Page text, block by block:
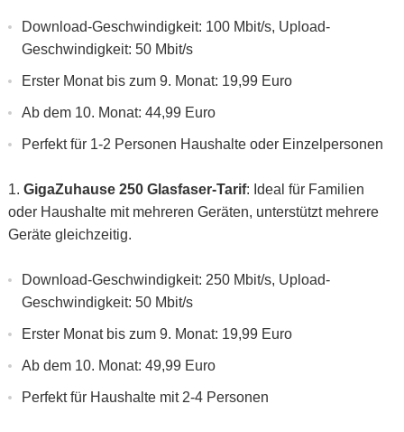
Download-Geschwindigkeit: 100 Mbit/s, Upload-
Geschwindigkeit: 50 Mbit/s
Erster Monat bis zum 9. Monat: 19,99 Euro
Ab dem 10. Monat: 44,99 Euro
Perfekt für 1-2 Personen Haushalte oder Einzelpersonen
GigaZuhause 250 Glasfaser-Tarif: Ideal für Familien
oder Haushalte mit mehreren Geräten, unterstützt mehrere
Geräte gleichzeitig.
Download-Geschwindigkeit: 250 Mbit/s, Upload-
Geschwindigkeit: 50 Mbit/s
Erster Monat bis zum 9. Monat: 19,99 Euro
Ab dem 10. Monat: 49,99 Euro
Perfekt für Haushalte mit 2-4 Personen